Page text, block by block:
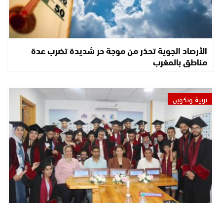
الأرصاد الجوية تحذر من موجة حر شديدة تضرب عدة
مناطق بالمغرب
تربية وتكوين